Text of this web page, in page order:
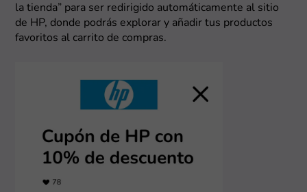
la tienda” para ser redirigido automáticamente al sitio
de HP, donde podrás explorar y añadir tus productos
favoritos al carrito de compras.